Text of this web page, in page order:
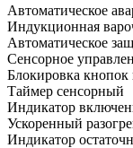
Автоматическое
Индукционная
Автоматическое
Сенсорное
Блокировка кнопок
Таймер сенсорный
Индикатор
Ускоренный
Индикатор